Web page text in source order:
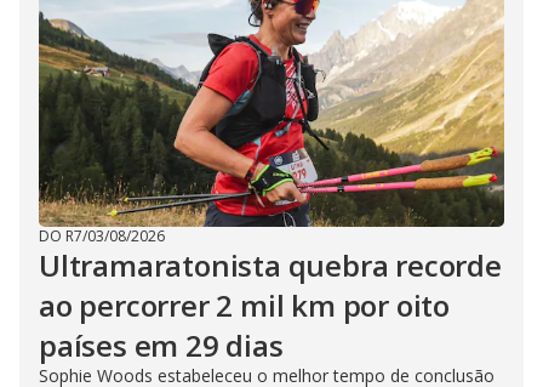
DO R7/03/08/2026
Ultramaratonista quebra recorde
ao percorrer 2 mil km por oito
países em 29 dias
Sophie Woods estabeleceu o melhor tempo de conclusão